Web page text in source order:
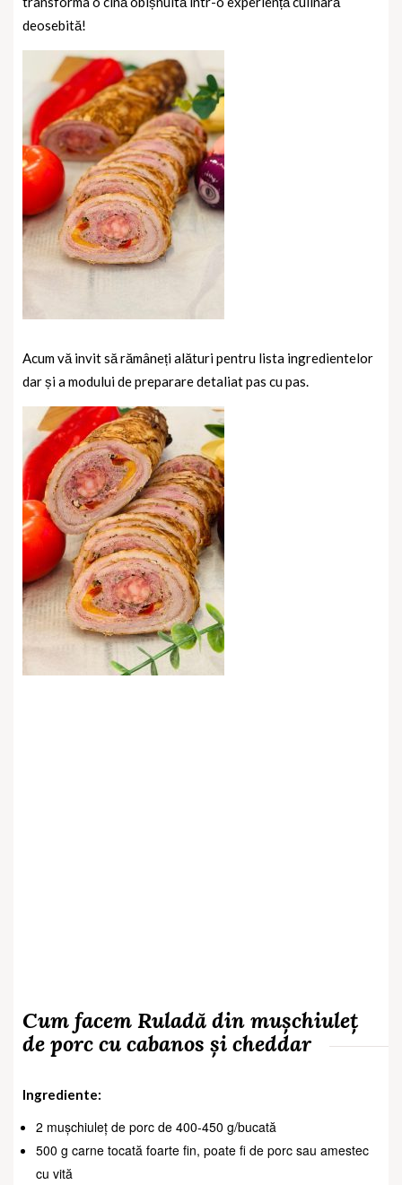
deosebită!
Acum vă invit să rămâneți alături pentru lista ingredientelor
dar și a modului de preparare detaliat pas cu pas.
Cum facem Ruladă din mușchiuleț
de porc cu cabanos și cheddar
Ingrediente:
2 mușchiuleț de porc de 400-450 g/bucată
500 g carne tocată foarte fin, poate fi de porc sau amestec
cu vită